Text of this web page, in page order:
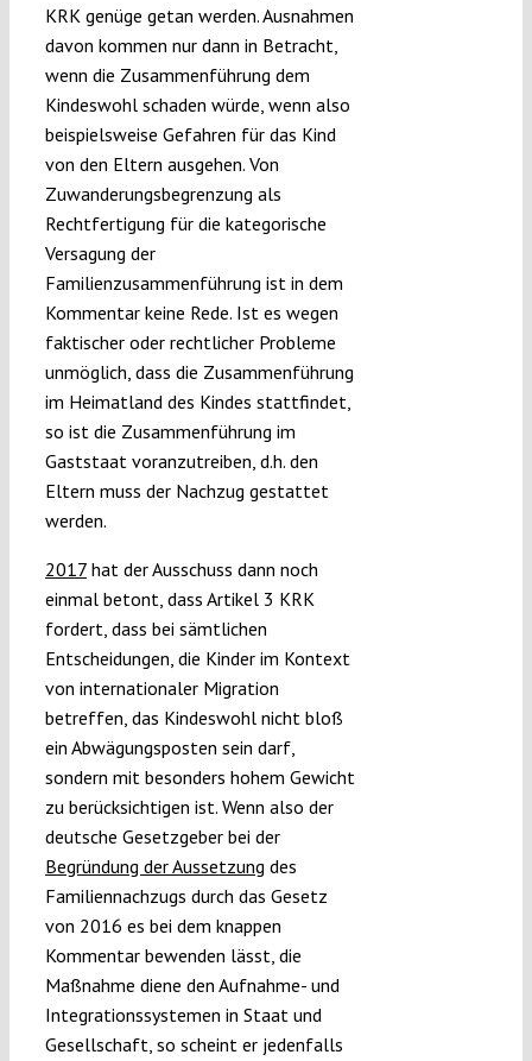
KRK genüge getan werden. Ausnahmen
davon kommen nur dann in Betracht,
wenn die Zusammenführung dem
Kindeswohl schaden würde, wenn also
beispielsweise Gefahren für das Kind
von den Eltern ausgehen. Von
Zuwanderungsbegrenzung als
Rechtfertigung für die kategorische
Versagung der
Familienzusammenführung ist in dem
Kommentar keine Rede. Ist es wegen
faktischer oder rechtlicher Probleme
unmöglich, dass die Zusammenführung
im Heimatland des Kindes stattfindet,
so ist die Zusammenführung im
Gaststaat voranzutreiben, d.h. den
Eltern muss der Nachzug gestattet
werden.
2017hat der Ausschuss dann noch
einmal betont, dass Artikel 3 KRK
fordert, dass bei sämtlichen
Entscheidungen, die Kinder im Kontext
von internationaler Migration
betreffen, das Kindeswohl nicht bloß
ein Abwägungsposten sein darf,
sondern mit besonders hohem Gewicht
zu berücksichtigen ist. Wenn also der
deutsche Gesetzgeber bei der
Begründung der Aussetzung des
Familiennachzugs durch das Gesetz
von 2016 es bei dem knappen
Kommentar bewenden lässt, die
Maßnahme diene den Aufnahme- und
Integrationssystemen in Staat und
Gesellschaft, so scheint er jedenfalls